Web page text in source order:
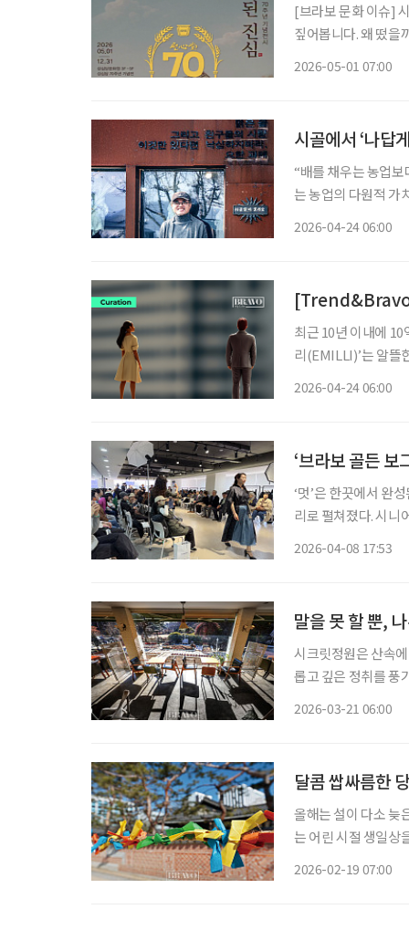
[브라보 문화 이슈]
짚어봅니다. 왜 떴을까? 대전 대표 향토기업 성심당이 올해 창업 70주년을 맞았다. 이를 기념
2026-05-01 07:00
시골에서 ‘나답
“배를 채우는 농업
는 농업의 다원적 가치를 추구하
2026-04-24 06:00
최근 10년 이내에
리(EMILLI)’는 알뜰
2026-04-24 06:00
‘브라보 골든 보
‘멋’은 한끗에서 완
리로 펼쳐졌다. 시니어 매거진 ‘브라보 마이 라이프’가 주최한 ‘브라보 골든 보그 2026’이 8일
2026-04-08 17:53
말을 못 할 뿐,
시크릿정원은 산속
롭고 깊은 정취를 풍
2026-03-21 06:00
달콤 쌉싸름한
올해는 설이 다소 늦
는 어린 시절 생일상
2026-02-19 07:00